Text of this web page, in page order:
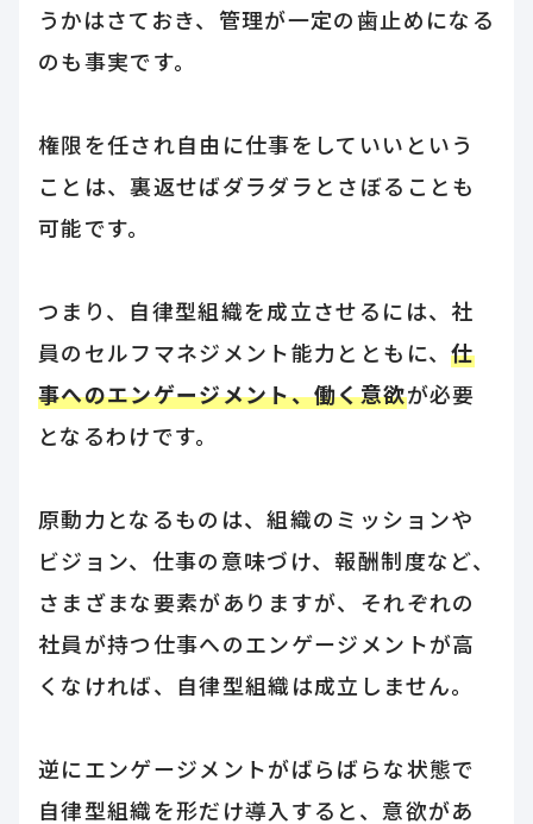
うかはさておき、管理が一定の歯止めになる
のも事実です。
権限を任され自由に仕事をしていいという
ことは、裏返せばダラダラとさぼることも
可能です。
つまり、自律型組織を成立させるには、社
員のセルフマネジメント能力とともに、仕
事へのエンゲージメント、働く意欲が必要
となるわけです。
原動力となるものは、組織のミッションや
ビジョン、仕事の意味づけ、報酬制度など、
さまざまな要素がありますが、それぞれの
社員が持つ仕事へのエンゲージメントが高
くなければ、自律型組織は成立しません。
逆にエンゲージメントがばらばらな状態で
自律型組織を形だけ導入すると、意欲があ